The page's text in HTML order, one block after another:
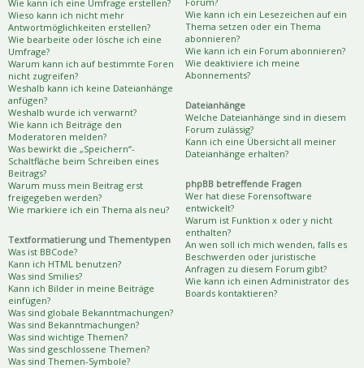
Wie kann ich eine Umfrage erstellen?
Wieso kann ich nicht mehr
Antwortmöglichkeiten erstellen?
Wie bearbeite oder lösche ich eine
Umfrage?
Warum kann ich auf bestimmte Foren
nicht zugreifen?
Weshalb kann ich keine Dateianhänge
anfügen?
Weshalb wurde ich verwarnt?
Wie kann ich Beiträge den
Moderatoren melden?
Was bewirkt die „Speichern“-
Schaltfläche beim Schreiben eines
Beitrags?
Warum muss mein Beitrag erst
freigegeben werden?
Wie markiere ich ein Thema als neu?
Textformatierung und Thementypen
Was ist BBCode?
Kann ich HTML benutzen?
Was sind Smilies?
Kann ich Bilder in meine Beiträge
einfügen?
Was sind globale Bekanntmachungen?
Was sind Bekanntmachungen?
Was sind wichtige Themen?
Was sind geschlossene Themen?
Was sind Themen-Symbole?
Wie kann ich ein Lesezeichen auf ein
Thema setzen oder ein Thema
abonnieren?
Wie kann ich ein Forum abonnieren?
Wie deaktiviere ich meine
Abonnements?
Dateianhänge
Welche Dateianhänge sind in diesem
Forum zulässig?
Kann ich eine Übersicht all meiner
Dateianhänge erhalten?
phpBB betreffende Fragen
Wer hat diese Forensoftware
entwickelt?
Warum ist Funktion x oder y nicht
enthalten?
An wen soll ich mich wenden, falls es
Beschwerden oder juristische
Anfragen zu diesem Forum gibt?
Wie kann ich einen Administrator des
Boards kontaktieren?